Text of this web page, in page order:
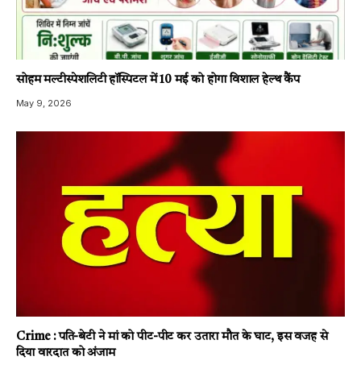
सोहम मल्टीस्पेशलिटी हॉस्पिटल में 10 मई को होगा विशाल हेल्थ कैंप
May 9, 2026
Crime : पति-बेटी ने मां को पीट-पीट कर उतारा मौत के घाट, इस वजह से
दिया वारदात को अंजाम